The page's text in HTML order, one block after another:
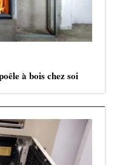
à bois chez soi